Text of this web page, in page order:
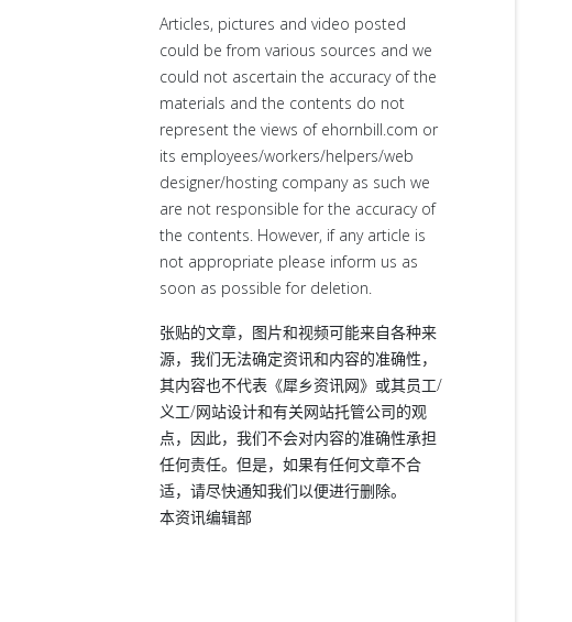
Articles, pictures and video posted
could be from various sources and we
could not ascertain the accuracy of the
materials and the contents do not
represent the views of ehornbill.com or
its employees/workers/helpers/web
designer/hosting company as such we
are not responsible for the accuracy of
the contents. However, if any article is
not appropriate please inform us as
soon as possible for deletion.
张贴的文章，图片和视频可能来自各种来
源，我们无法确定资讯和内容的准确性，
其内容也不代表《犀乡资讯网》或其员工/
义工/网站设计和有关网站托管公司的观
点，因此，我们不会对内容的准确性承担
任何责任。但是，如果有任何文章不合
适，请尽快通知我们以便进行删除。
本资讯编辑部